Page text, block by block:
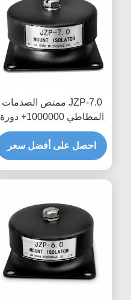
JZP-7.0 ممتص الصدمات
المطاطي 1000000+ دورة
التعب المثبط التحديثي
للمعدات القديمة
احصل على أفضل سعر